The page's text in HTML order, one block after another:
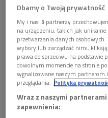
wyjątkowa współpraca
dramatycznego czyli
Opery Narodowej i
"Jakob Reinhold Lenz
chorował na schizofrenię.
chorobie umysłu.
romantyczne zakłamują
pierwotnej formie były
Dbamy o Twoją prywatność
My i nasi 5 partnerzy
na urządzeniu, takich jak
przetwarzania danych
wybory lub zarządzać nimi,
prawa do sprzeciwu na podstawie
dowolnym momencie na stronie
sygnalizowane naszym partnerom
przeglądania.
Polityka
Wraz z naszymi
zapewnienia: